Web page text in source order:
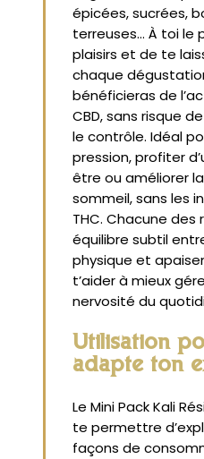
épicées, sucrées,
terreuses… À toi le
plaisirs et de te
chaque
bénéficieras de
CBD, sans risque
le contrôle. Idéal
pression, profiter
être ou améliorer
sommeil, sans les
THC. Chacune des
équilibre subtil
physique et
t’aider à mieux
nervosité du
Utilisation
adapte ton
Le Mini Pack Kali
te permettre
façons de